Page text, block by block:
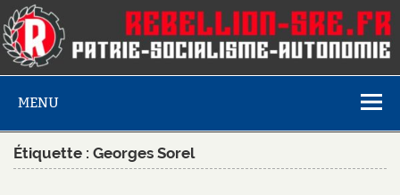
MENU
Étiquette :Georges Sorel